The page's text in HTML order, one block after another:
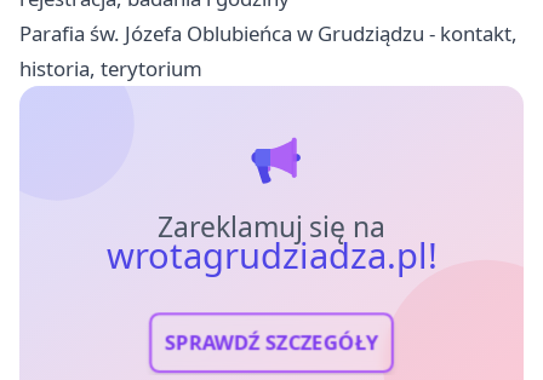
Parafia św. Józefa Oblubieńca w Grudziądzu - kontakt,
historia, terytorium
Zareklamuj się na
wrotagrudziadza.pl!
SPRAWDŹ SZCZEGÓŁY